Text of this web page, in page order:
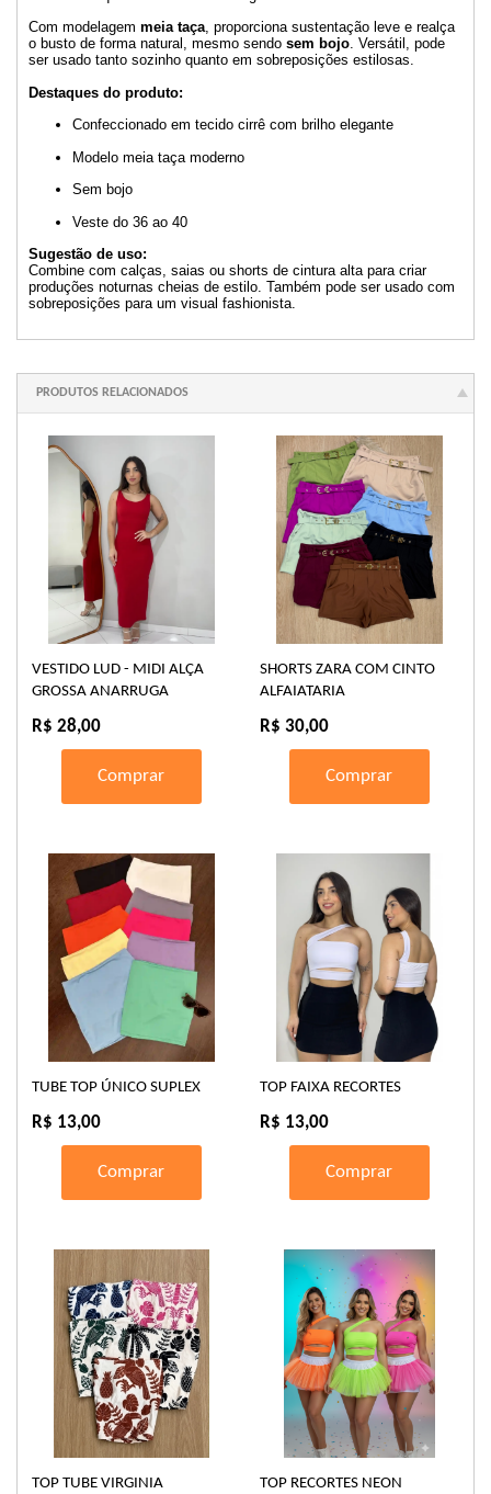
Com modelagem meia taça, proporciona sustentação leve e realça
o busto de forma natural, mesmo sendo sem bojo. Versátil, pode
ser usado tanto sozinho quanto em sobreposições estilosas.
Destaques do produto:
Confeccionado em tecido cirrê com brilho elegante
Modelo meia taça moderno
Sem bojo
Veste do 36 ao 40
Sugestão de uso:
Combine com calças, saias ou shorts de cintura alta para criar
produções noturnas cheias de estilo. Também pode ser usado com
sobreposições para um visual fashionista.
PRODUTOS RELACIONADOS
VESTIDO LUD - MIDI ALÇA
GROSSA ANARRUGA
R$ 28,00
Comprar
SHORTS ZARA COM CINTO
ALFAIATARIA
R$ 30,00
Comprar
TUBE TOP ÚNICO SUPLEX
R$ 13,00
Comprar
TOP FAIXA RECORTES
R$ 13,00
Comprar
TOP TUBE VIRGINIA TOP RECORTES NEON